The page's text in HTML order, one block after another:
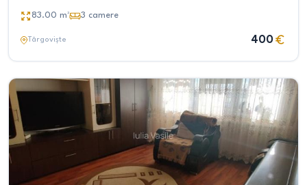
83.00 m² 3 camere
Târgoviște 400